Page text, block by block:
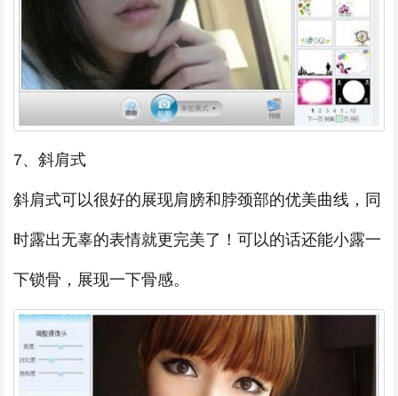
7、斜肩式
斜肩式可以很好的展现肩膀和脖颈部的优美曲线，同
时露出无辜的表情就更完美了！可以的话还能小露一
下锁骨，展现一下骨感。